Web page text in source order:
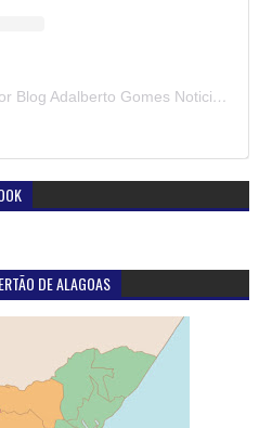
Uma publicação partilhada por Blog Adalberto Gomes Noticias (@blogadalbertogomesnoticiass)
DE ALAGOAS